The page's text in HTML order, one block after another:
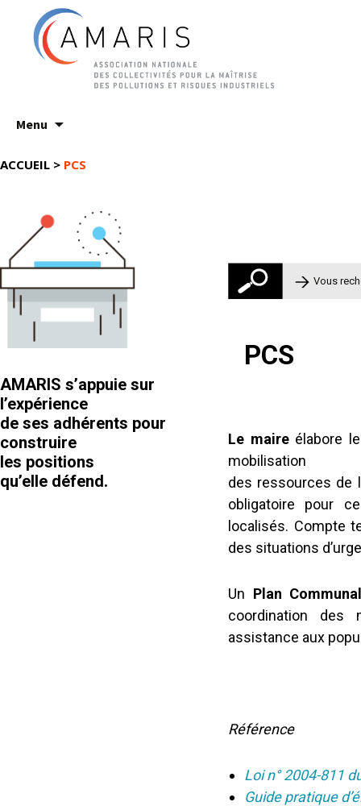
Menu
au
ACCUEIL > PCS
AMARIS s’appuie sur
l’expérience
de ses adhérents pour
construire
les positions
qu’elle défend.
Rechercher
PCS
Le maireélabore
mobilisation
des ressources de
obligatoire pour
localisés. Compte
des situations
Un Plan
coordination des
assistance aux
Référence
Loi n° 2004-811
Guide pratique